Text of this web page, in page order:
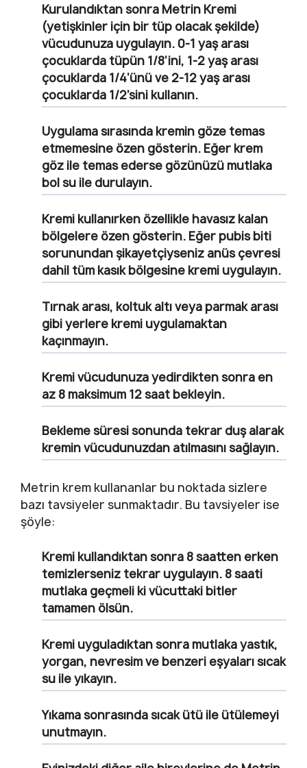
Kurulandıktan sonra Metrin Kremi
(yetişkinler için bir tüp olacak şekilde)
vücudunuza uygulayın. 0-1 yaş arası
çocuklarda tüpün 1/8’ini, 1-2 yaş arası
çocuklarda 1/4’ünü ve 2-12 yaş arası
çocuklarda 1/2’sini kullanın.
Uygulama sırasında kremin göze temas
etmemesine özen gösterin. Eğer krem
göz ile temas ederse gözünüzü mutlaka
bol su ile durulayın.
Kremi kullanırken özellikle havasız kalan
bölgelere özen gösterin. Eğer pubis biti
sorunundan şikayetçiyseniz anüs çevresi
dahil tüm kasık bölgesine kremi uygulayın.
Tırnak arası, koltuk altı veya parmak arası
gibi yerlere kremi uygulamaktan
kaçınmayın.
Kremi vücudunuza yedirdikten sonra en
az 8 maksimum 12 saat bekleyin.
Bekleme süresi sonunda tekrar duş alarak
kremin vücudunuzdan atılmasını sağlayın.
Metrin krem kullananlar bu noktada sizlere
bazı tavsiyeler sunmaktadır. Bu tavsiyeler ise
şöyle:
Kremi kullandıktan sonra 8 saatten erken
temizlerseniz tekrar uygulayın. 8 saati
mutlaka geçmeli ki vücuttaki bitler
tamamen ölsün.
Kremi uyguladıktan sonra mutlaka yastık,
yorgan, nevresim ve benzeri eşyaları sıcak
su ile yıkayın.
Yıkama sonrasında sıcak ütü ile ütülemeyi
unutmayın.